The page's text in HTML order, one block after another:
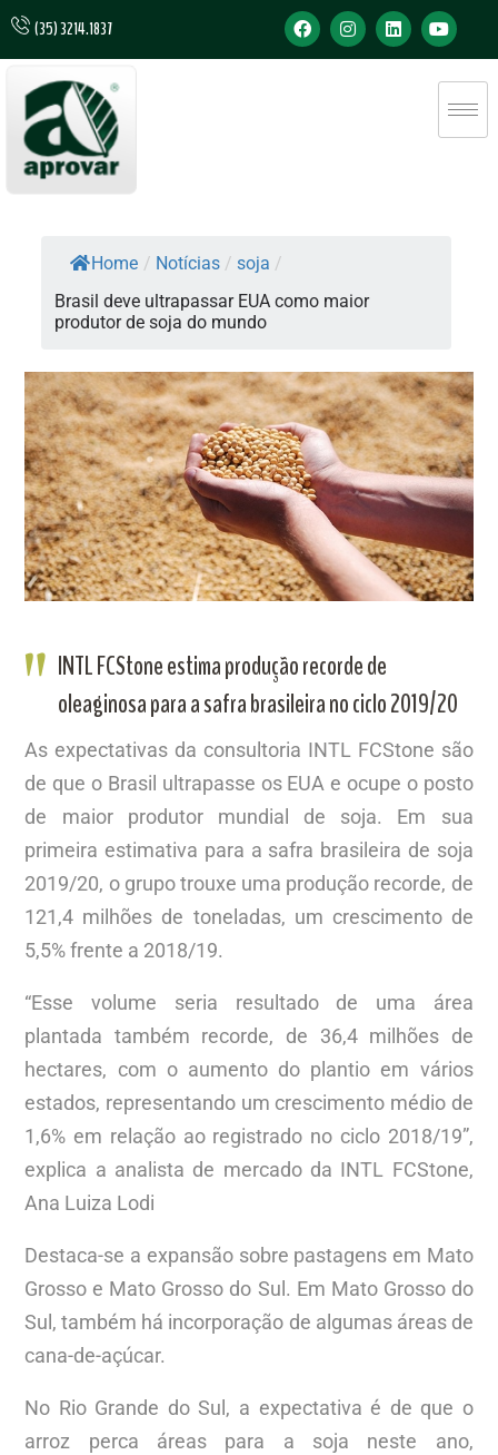
(35) 3214.1837
Home / Notícias / soja /
Brasil deve ultrapassar EUA como maior
produtor de soja do mundo
INTL FCStone estima produção recorde de
oleaginosa para a safra brasileira no ciclo 2019/20
As expectativas da consultoria INTL FCStone são
de que o Brasil ultrapasse os EUA e ocupe o posto
de maior produtor mundial de soja. Em sua
primeira estimativa para a safra brasileira de soja
2019/20, o grupo trouxe uma produção recorde, de
121,4 milhões de toneladas, um crescimento de
5,5% frente a 2018/19.
“Esse volume seria resultado de uma área
plantada também recorde, de 36,4 milhões de
hectares, com o aumento do plantio em vários
estados, representando um crescimento médio de
1,6% em relação ao registrado no ciclo 2018/19”,
explica a analista de mercado da INTL FCStone,
Ana Luiza Lodi
Destaca-se a expansão sobre pastagens em Mato
Grosso e Mato Grosso do Sul. Em Mato Grosso do
Sul, também há incorporação de algumas áreas de
cana-de-açúcar.
No Rio Grande do Sul, a expectativa é de que o
arroz perca áreas para a soja neste ano,